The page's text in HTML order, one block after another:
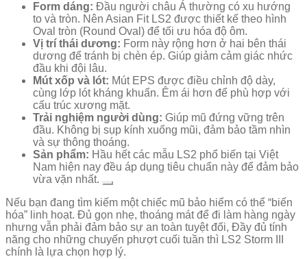
Form dáng: Đầu người châu Á thường có xu hướng
to và tròn. Nên Asian Fit LS2 được thiết kế theo hình
Oval tròn (Round Oval) để tối ưu hóa độ ôm.
Vị trí thái dương: Form này rộng hơn ở hai bên thái
dương để tránh bị chèn ép. Giúp giảm cảm giác nhức
đầu khi đội lâu.
Mút xốp và lót: Mút EPS được điều chỉnh độ dày,
cùng lớp lót kháng khuẩn. Êm ái hơn để phù hợp với
cấu trúc xương mặt.
Trải nghiệm người dùng: Giúp mũ đứng vững trên
đầu. Không bị sụp kính xuống mũi, đảm bảo tầm nhìn
và sự thông thoáng.
Sản phẩm: Hầu hết các mẫu LS2 phổ biến tại Việt
Nam hiện nay đều áp dụng tiêu chuẩn này để đảm bảo
vừa vặn nhất.
Nếu bạn đang tìm kiếm một chiếc mũ bảo hiểm có thể “biến
hóa” linh hoạt. Đủ gọn nhẹ, thoáng mát để đi làm hàng ngày
nhưng vẫn phải đảm bảo sự an toàn tuyệt đối, Đầy đủ tính
năng cho những chuyến phượt cuối tuần thì LS2 Storm III
chính là lựa chọn hợp lý.